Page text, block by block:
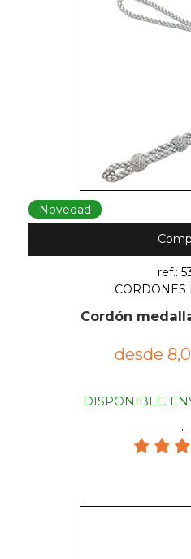
Novedad
ref.:
Cordón
desde
DISPONIBLE.
.